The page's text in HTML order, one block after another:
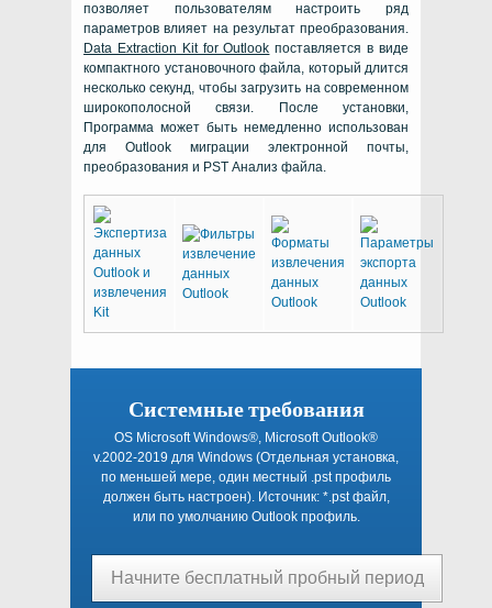
позволяет пользователям настроить ряд
параметров влияет на результат преобразования.
Data Extraction Kit for Outlook поставляется в виде
компактного установочного файла, который длится
несколько секунд, чтобы загрузить на современном
широкополосной связи. После установки,
Программа может быть немедленно использован
для Outlook миграции электронной почты,
преобразования и PST Анализ файла.
Системные требования
OS Microsoft Windows®, Microsoft Outlook®
v.2002-2019 для Windows (Отдельная установка,
по меньшей мере, один местный .pstпрофиль
должен быть настроен). Источник: *.pstфайл,
или по умолчанию Outlookпрофиль.
Начните бесплатный пробный период